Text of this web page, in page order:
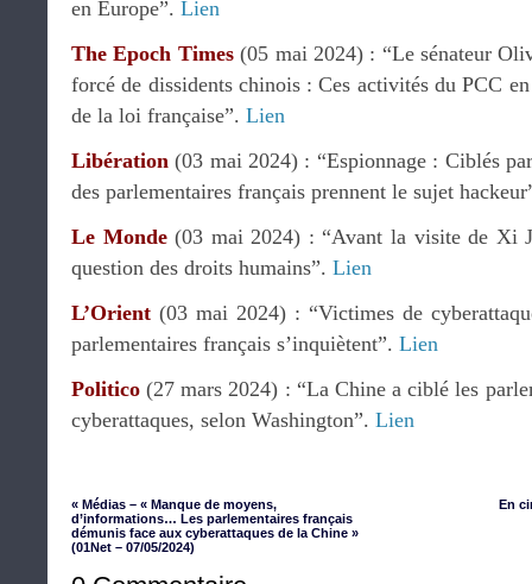
en Europe”. Lien
The Epoch Times(05 mai 2024) : “Le sénateur
forcé de dissidents chinois : Ces activités du PCC
de la loi française”. Lien
Libération (03 mai 2024) : “Espionnage : Ciblés
des parlementaires français prennent le sujet
Le Monde(03 mai 2024) : “Avant la visite de Xi
question des droits humains”. Lien
L’Orient (03 mai 2024) : “Victimes de
parlementaires français s’inquiètent”. Lien
Politico (27 mars 2024) : “La Chine a ciblé les
cyberattaques, selon Washington”. Lien
« Médias – « Manque de moyens,
d’informations… Les parlementaires français
démunis face aux cyberattaques de la Chine »
(01Net – 07/05/2024)
En